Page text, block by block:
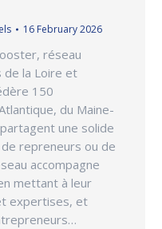
16 February 2026
réseau
de la Loire et
150
du Maine-
une solide
repreneurs ou de
accompagne
mettant à leur
expertises, et